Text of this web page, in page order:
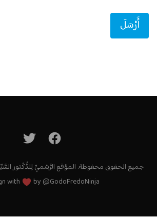
أَرْسَلَ
جميع الحقوق محفوظة. الموْقع الرَّسْميِّ لِلدُّكْتور السَّيِّد
with
by @GodoFredoNinja